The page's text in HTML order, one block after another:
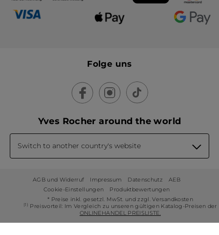
Folge uns
Yves Rocher around the world
Switch to another country's website
AGB und Widerruf Impressum Datenschutz
AEB
Cookie-Einstellungen
Produktbewertungen
* Preise inkl. gesetzl. MwSt. und zzgl. Versandkosten
(1) Preisvorteil: Im Vergleich zu unseren gültigen Katalog-Preisen der
ONLINEHANDEL PREISLISTE.